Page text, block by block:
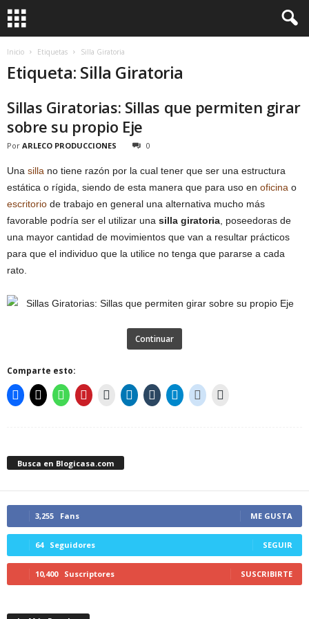
Inicio Etiquetas Silla Giratoria
Etiqueta: Silla Giratoria
Sillas Giratorias: Sillas que permiten girar
sobre su propio Eje
Por ARLECO PRODUCCIONES 0
Una silla no tiene razón por la cual tener que ser una estructura
estática o rígida, siendo de esta manera que para uso en oficina o
escritorio de trabajo en general una alternativa mucho más
favorable podría ser el utilizar una silla giratoria , poseedoras de
una mayor cantidad de movimientos que van a resultar prácticos
para que el individuo que la utilice no tenga que pararse a cada
rato.
Continuar
Comparte esto:
Busca en Blogicasa.com
3,255 Fans ME GUSTA
64 Seguidores SEGUIR
10,400 Suscriptores SUSCRIBIRTE